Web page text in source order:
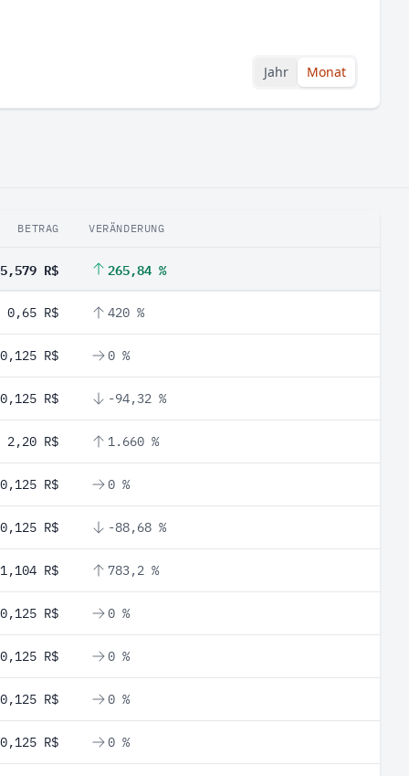
Jahr Monat
BETRAG VERÄNDERUNG
5,579 R$ 265,84 %
0,65 R$ 420 %
0,125 R$ 0 %
0,125 R$ -94,32 %
2,20 R$ 1.660 %
0,125 R$ 0 %
0,125 R$ -88,68 %
1,104 R$ 783,2 %
0,125 R$ 0 %
0,125 R$ 0 %
0,125 R$ 0 %
0,125 R$ 0 %